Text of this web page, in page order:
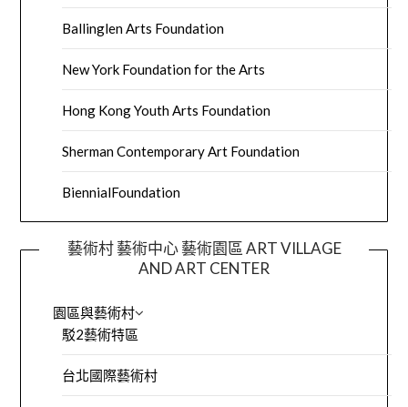
Ballinglen Arts Foundation
New York Foundation for the Arts
Hong Kong Youth Arts Foundation
Sherman Contemporary Art Foundation
BiennialFoundation
藝術村 藝術中心 藝術園區 ART VILLAGE
AND ART CENTER
園區與藝術村
駁2藝術特區
台北國際藝術村